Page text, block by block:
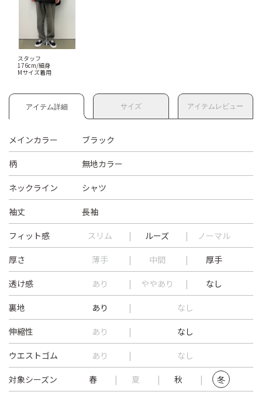
スタッフ
176cm/細身
Mサイズ着用
アイテム詳細 サイズ アイテムレビュー
メインカラー ブラック
柄 無地カラー
ネックライン シャツ
袖丈 長袖
フィット感 スリム ルーズ ノーマル
厚さ 薄手 中間 厚手
透け感 あり ややあり なし
裏地 あり なし
伸縮性 あり なし
ウエストゴム あり なし
対象シーズン 春 夏 秋 冬